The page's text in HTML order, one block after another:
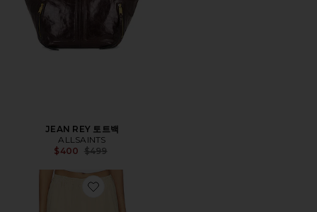
JEAN REY 토트백
ALLSAINTS
$400 Previous price:
$499
Favorite JETT PULL ON 바지